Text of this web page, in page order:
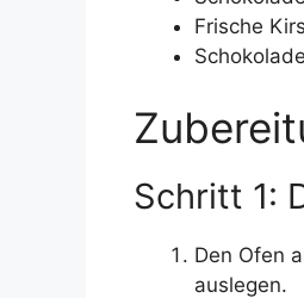
Frische
Schritt 1:
Den Ofen
auslegen.